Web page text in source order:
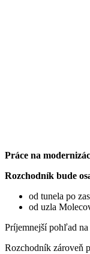
Práce na
Rozchodník bude
od tunela po
od uzla
Príjemnejší pohľad
Rozchodník zároveň